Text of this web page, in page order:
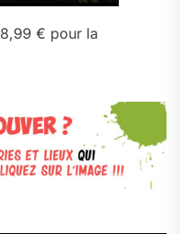
8,99 € pour la